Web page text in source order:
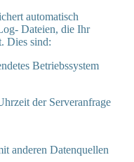
automatisch
Dateien, die Ihr
Dies sind:
Betriebssystem
der Serveranfrage
anderen Datenquellen